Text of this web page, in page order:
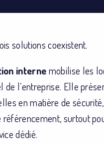
solutions coexistent.
internemobilise les
de l’entreprise. Elle
en matière de sécurité,
référencement, surtout
dédié.